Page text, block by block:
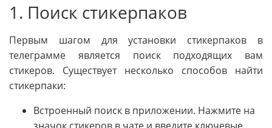
1. Поиск стикерпаков
Первым шагом для установки стикерпаков в
телеграмме является поиск подходящих вам
стикеров. Существует несколько способов найти
стикерпаки:
Встроенный поиск в приложении. Нажмите на